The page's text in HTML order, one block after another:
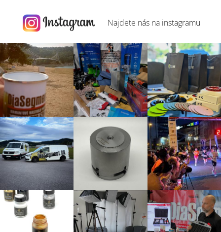
Najdete nás na instagramu